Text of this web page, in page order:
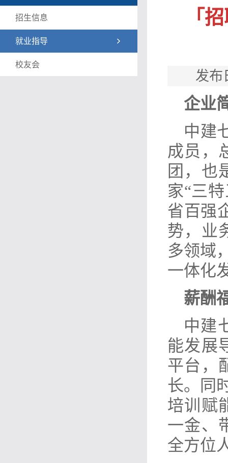
招生信息
就业指导
校友会
「
发
企业
中建
成员，
团，也
家“三
省百强
势，业
多领域
一体化
薪酬
中建
能发展
平台，
长。同
培训赋
一金、
全方位